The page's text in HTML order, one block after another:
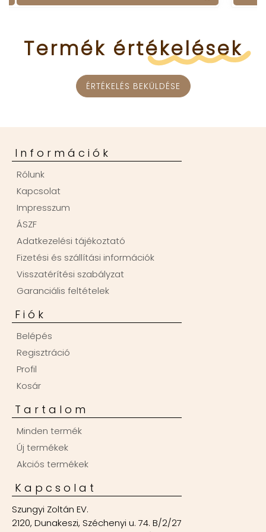
Termék értékelések
ÉRTÉKELÉS BEKÜLDÉSE
Információk
Rólunk
Kapcsolat
Impresszum
ÁSZF
Adatkezelési tájékoztató
Fizetési és szállítási információk
Visszatérítési szabályzat
Garanciális feltételek
Fiók
Belépés
Regisztráció
Profil
Kosár
Tartalom
Minden termék
Új termékek
Akciós termékek
Kapcsolat
Szungyi Zoltán EV.
2120, Dunakeszi, Széchenyi u. 74. B/2/27